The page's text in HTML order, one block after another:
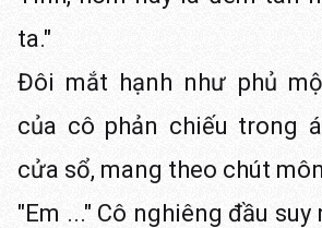
ta."
Đôi mắt hạnh như phủ
của cô phản chiếu trong
cửa sổ, mang theo chút
"Em ..." Cô nghiêng đầu